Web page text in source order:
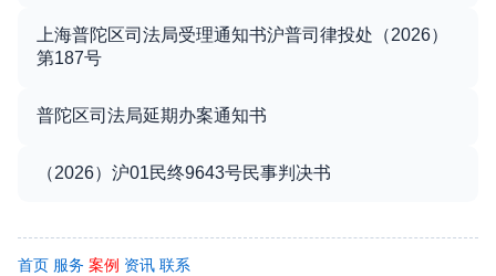
上海普陀区司法局受理通知书沪普司律投处（2026）
第187号
普陀区司法局延期办案通知书
（2026）沪01民终9643号民事判决书
首页 服务 案例 资讯 联系